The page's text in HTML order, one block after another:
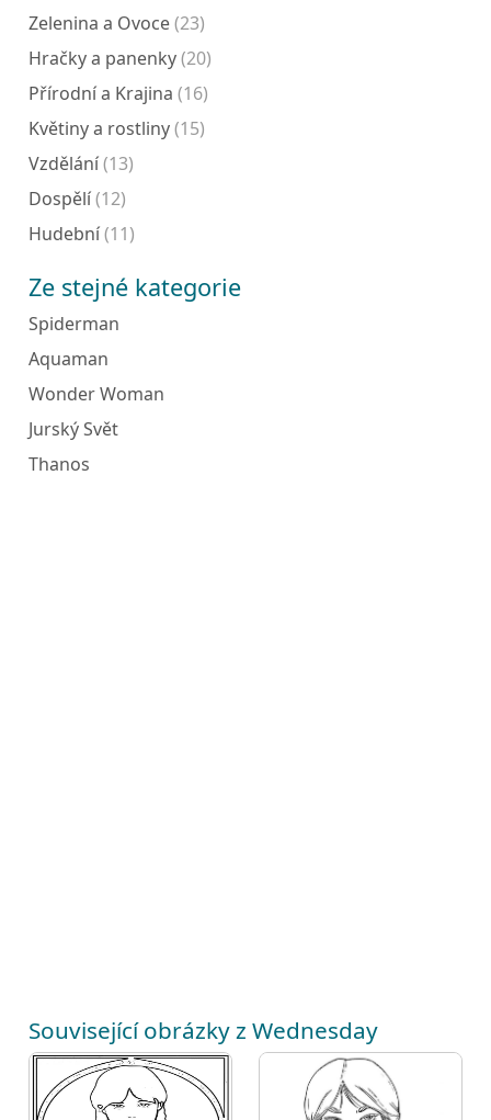
Zelenina a Ovoce(23)
Hračky a panenky(20)
Přírodní a Krajina (16)
Květiny a rostliny(15)
Vzdělání(13)
Dospělí(12)
Hudební(11)
Ze stejné kategorie
Spiderman
Aquaman
Wonder Woman
Jurský Svět
Thanos
Související obrázky z Wednesday